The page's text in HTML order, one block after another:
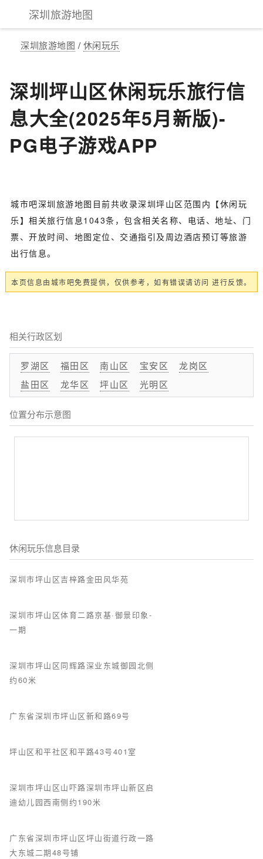
深圳旅游地图
深圳旅游地图 / 休闲玩乐
深圳坪山区休闲玩乐旅行信
息大全(2025年5月新版)-
PG电子游戏APP
城市吧深圳旅游地图目前共收录深圳坪山区范围内【休闲玩
乐】相关旅行信息1043条，包含相关名称、电话、地址、门
票、开放时间、地图定位、交通指引及周边酒店预订等旅游
出行信息。
本页信息由城市吧免费提供，仅供参考，如有错误请访问 进行反馈。
相关行政区划
罗湖区 福田区 南山区 宝安区
龙岗区
盐田区
龙华区 坪山区 光明区
位置分布示意图
休闲玩乐信息目录
深圳市坪山区吉梓路金田风华苑
深圳市坪山区体育二路京基·御景印象-
一期
深圳市坪山区同辉路深业东城御园北侧
约60米
广东省深圳市坪山区新和路69号
坪山区和平社区和平路43号401室
深圳市坪山区山吓路深圳市坪山新区启
迪幼儿园西南侧约190米
广东省深圳市坪山区坪山街道行政一路
大东城二期48号铺